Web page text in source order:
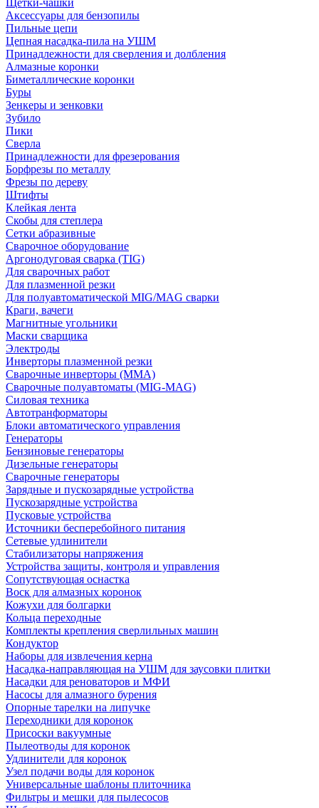
Щетки-чашки
Аксессуары для бензопилы
Пильные цепи
Цепная насадка-пила на УШМ
Принадлежности для сверления и долбления
Алмазные коронки
Биметаллические коронки
Буры
Зенкеры и зенковки
Зубило
Пики
Сверла
Принадлежности для фрезерования
Борфрезы по металлу
Фрезы по дереву
Штифты
Клейкая лента
Скобы для степлера
Сетки абразивные
Сварочное оборудование
Аргонодуговая сварка (TIG)
Для сварочных работ
Для плазменной резки
Для полуавтоматической MIG/MAG сварки
Краги, вачеги
Магнитные угольники
Маски сварщика
Электроды
Инверторы плазменной резки
Сварочные инверторы (MMA)
Сварочные полуавтоматы (MIG-MAG)
Силовая техника
Автотранформаторы
Блоки автоматического управления
Генераторы
Бензиновые генераторы
Дизельные генераторы
Сварочные генераторы
Зарядные и пускозарядные устройства
Пускозарядные устройства
Пусковые устройства
Источники бесперебойного питания
Сетевые удлинители
Стабилизаторы напряжения
Устройства защиты, контроля и управления
Сопутствующая оснастка
Воск для алмазных коронок
Кожухи для болгарки
Кольца переходные
Комплекты крепления сверлильных машин
Кондуктор
Наборы для извлечения керна
Насадка-направляющая на УШМ для заусовки плитки
Насадки для реноваторов и МФИ
Насосы для алмазного бурения
Опорные тарелки на липучке
Переходники для коронок
Присоски вакуумные
Пылеотводы для коронок
Удлинители для коронок
Узел подачи воды для коронок
Универсальные шаблоны плиточника
Фильтры и мешки для пылесосов